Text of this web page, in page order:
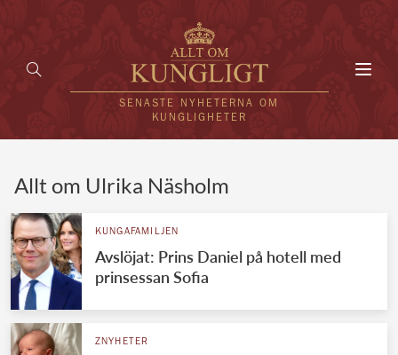
SENASTE NYHETERNA OM
KUNGLIGHETER
UTLÄNDSKT
VÄRLDENS KUNGAHUS
Allt om Ulrika Näsholm
KUNGAFAMILJEN
Avslöjat: Prins Daniel på hotell med
prinsessan Sofia
ZNYHETER